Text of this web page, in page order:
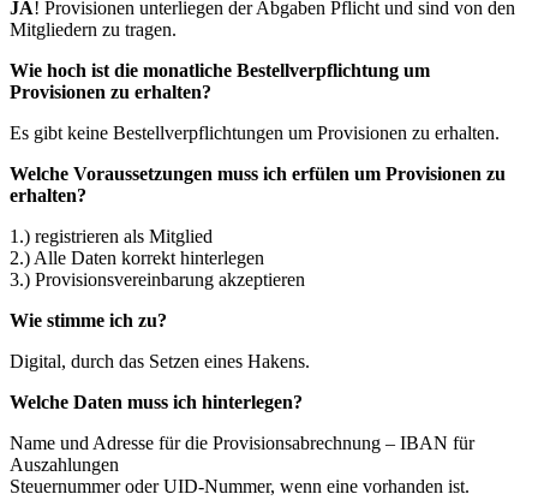
JA! Provisionen unterliegen der Abgaben Pflicht und sind von den
Mitgliedern zu tragen.
Wie hoch ist die monatliche Bestellverpflichtung um
Provisionen zu erhalten?
Es gibt keine Bestellverpflichtungen um Provisionen zu erhalten.
Welche Voraussetzungen muss ich erfülen um Provisionen zu
erhalten?
1.) registrieren als Mitglied
2.) Alle Daten korrekt hinterlegen
3.) Provisionsvereinbarung akzeptieren
Wie stimme ich zu?
Digital, durch das Setzen eines Hakens.
Welche Daten muss ich hinterlegen?
Name und Adresse für die Provisionsabrechnung – IBAN für
Auszahlungen
Steuernummer oder UID-Nummer, wenn eine vorhanden ist.